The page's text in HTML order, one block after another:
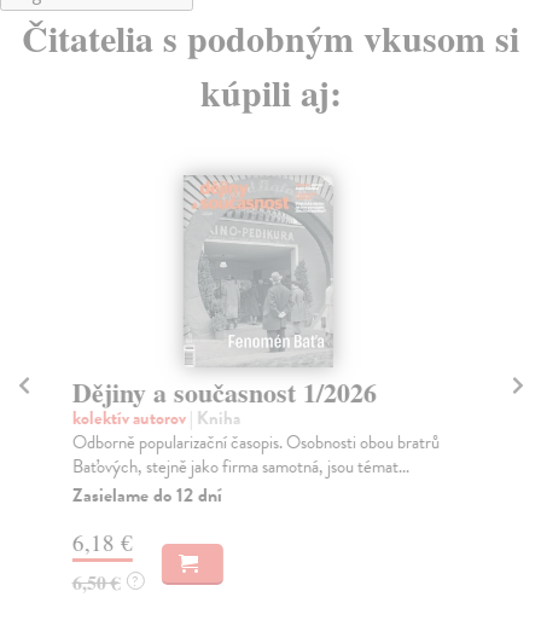
Čitatelia s podobným vkusom si
kúpili aj:
Dějiny a současnost 1/2026
kolektív autorov| Kniha
Odborně popularizační časopis. Osobnosti obou bratrů
Baťových, stejně jako firma samotná, jsou témat...
Zasielame do 12 dní
6,18 €
6,50 € ?